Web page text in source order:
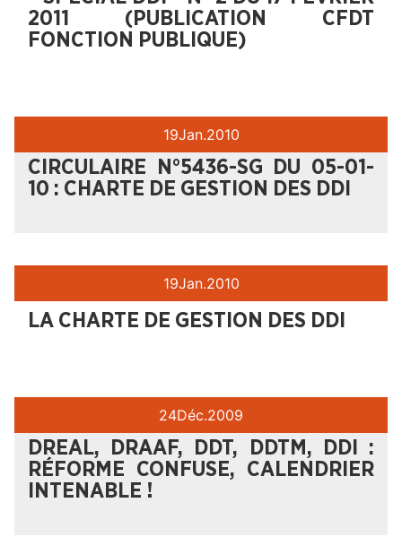
2011 (PUBLICATION CFDT
FONCTION PUBLIQUE)
19Jan.2010
CIRCULAIRE N°5436-SG DU 05-01-
10 : CHARTE DE GESTION DES DDI
19Jan.2010
LA CHARTE DE GESTION DES DDI
24Déc.2009
DREAL, DRAAF, DDT, DDTM, DDI :
RÉFORME CONFUSE, CALENDRIER
INTENABLE !